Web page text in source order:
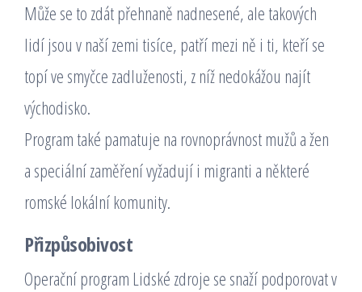
Může se to zdát přehnaně nadnesené, ale takových
lidí jsou v naší zemi tisíce, patří mezi ně i ti, kteří se
topí ve smyčce zadluženosti, z níž nedokážou najít
východisko.
Program také pamatuje na rovnoprávnost mužů a žen
a speciální zaměření vyžadují i migranti a některé
romské lokální komunity.
Přizpůsobivost
Operační program Lidské zdroje se snaží podporovat v